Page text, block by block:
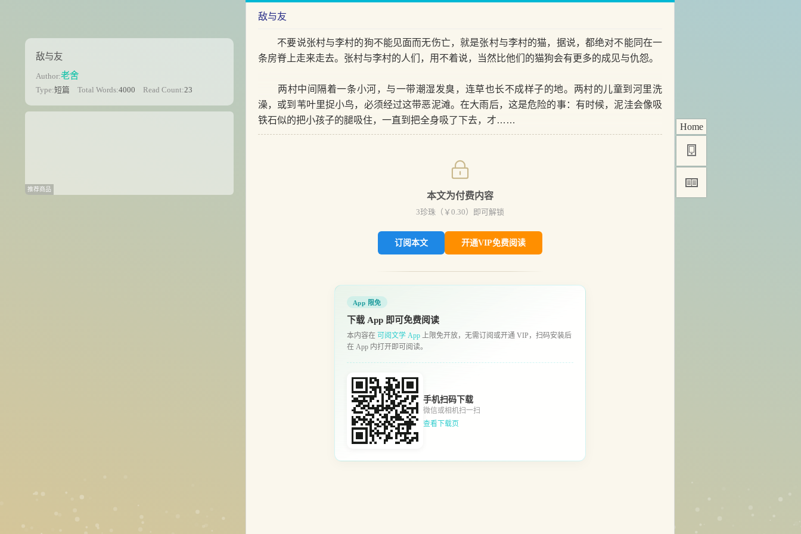
Home
敌与友
不要说张村与李村的狗不能见面而无伤亡，就是张村与李村的猫，据说，都绝对不能同在一
条房脊上走来走去。张村与李村的人们，用不着说，当然比他们的猫狗会有更多的成见与仇怨。
两村中间隔着一条小河，与一带潮湿发臭，连草也长不成样子的地。两村的儿童到河里洗
澡，或到苇叶里捉小鸟，必须经过这带恶泥滩。在大雨后，这是危险的事：有时候，泥洼会像吸
铁石似的把小孩子的腿吸住，一直到把全身吸了下去，才……
本文为付费内容
3珍珠（￥ 0.30）即可解锁
订阅本文 开通VIP免费阅读
App 限免
下载 App 即可免费阅读
本内容在 可阅文学 App 上限免开放，无需订阅或开通 VIP，扫码安装后
在 App 内打开即可阅读。
手机扫码下载
微信或相机扫一扫
查看下载页
敌与友
Author:老舍
Type:短篇 Total Words:4000 Read Count:23
推荐商品